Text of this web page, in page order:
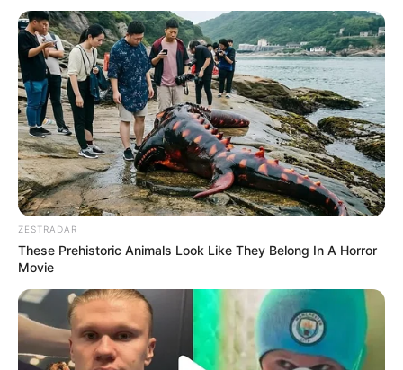
ZESTRADAR
These Prehistoric Animals Look Like They Belong In A Horror
Movie